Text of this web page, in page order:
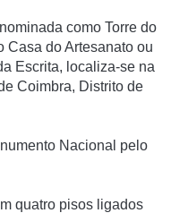
como Torre do
Casa do Artesanato ou
Escrita, localiza-se na
Coimbra, Distrito de
Nacional pelo
quatro pisos ligados